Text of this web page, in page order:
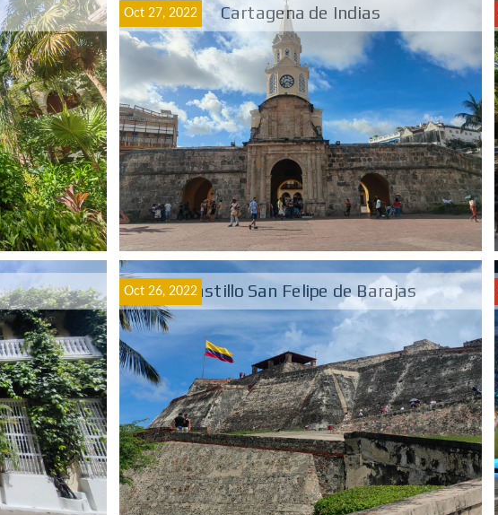
Cartagena de Indias
Oct 27, 2022
Castillo San Felipe de Barajas
Oct 26, 2022